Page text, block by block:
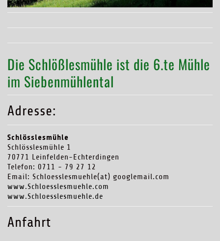
Die Schlößlesmühle ist die 6.te Mühle
im Siebenmühlental
Adresse:
Schlösslesmühle
Schlösslesmühle 1
70771 Leinfelden-Echterdingen
Telefon: 0711 - 79 27 12
Email: Schloesslesmuehle(at) googlemail.com
www.Schloesslesmuehle.com
www.Schloesslesmuehle.de
Anfahrt